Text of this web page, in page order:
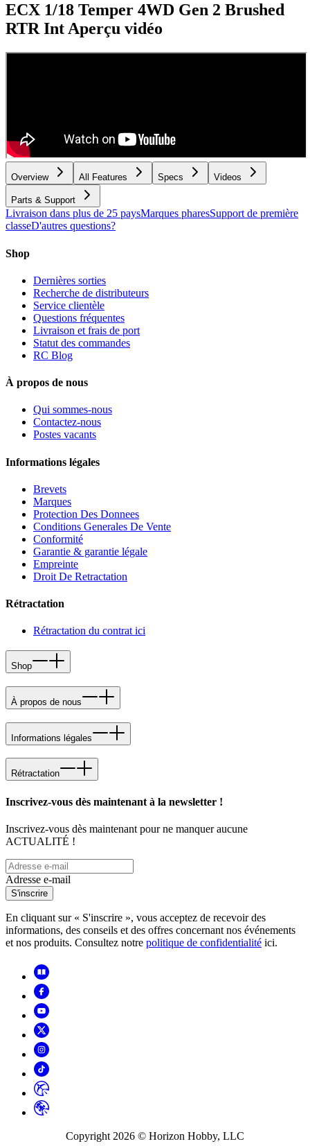
ECX 1/18 Temper 4WD Gen 2 Brushed
RTR IntAperçu vidéo
Overview All Features Specs Videos
Parts & Support
Livraison dans plus de 25 paysMarques pharesSupport de première
classeD'autres questions?
Shop
Dernières sorties
Recherche de distributeurs
Service clientèle
Questions fréquentes
Livraison et frais de port
Statut des commandes
RC Blog
À propos de nous
Qui sommes-nous
Contactez-nous
Postes vacants
Informations légales
Brevets
Marques
Protection Des Donnees
Conditions Generales De Vente
Conformité
Garantie & garantie légale
Empreinte
Droit De Retractation
Rétractation
Rétractation du contrat ici
Shop
À propos de nous
Informations légales
Rétractation
Inscrivez-vous dès maintenant à la newsletter !
Inscrivez-vous dès maintenant pour ne manquer aucune
ACTUALITÉ !
Adresse e-mail
S'inscrire
En cliquant sur « S'inscrire », vous acceptez de recevoir des
informations, des conseils et des offres concernant nos événements
et nos produits. Consultez notre politique de confidentialité ici.
Copyright 2026 © Horizon Hobby, LLC